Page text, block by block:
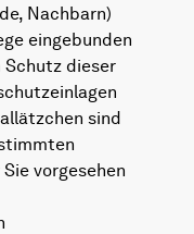
Nachbarn)
eingebunden
Schutz dieser
sind
vorgesehen